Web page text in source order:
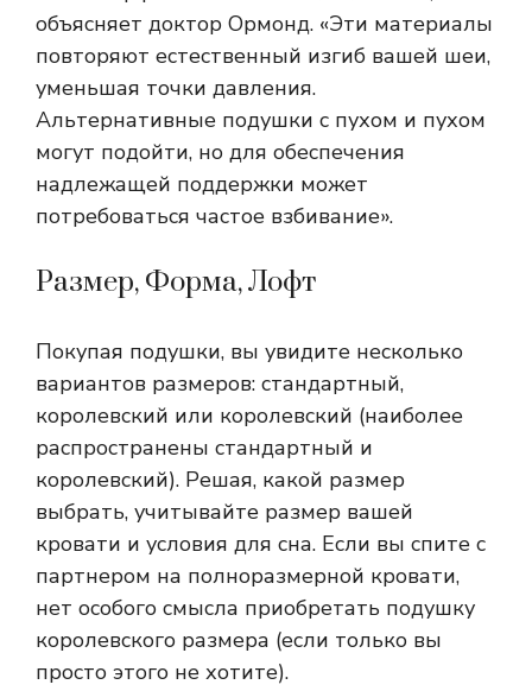
объясняет доктор Ормонд. «Эти материалы
повторяют естественный изгиб вашей шеи,
уменьшая точки давления.
Альтернативные подушки с пухом и пухом
могут подойти, но для обеспечения
надлежащей поддержки может
потребоваться частое взбивание».
Размер, Форма, Лофт
Покупая подушки, вы увидите несколько
вариантов размеров: стандартный,
королевский или королевский (наиболее
распространены стандартный и
королевский). Решая, какой размер
выбрать, учитывайте размер вашей
кровати и условия для сна. Если вы спите с
партнером на полноразмерной кровати,
нет особого смысла приобретать подушку
королевского размера (если только вы
просто этого не хотите).